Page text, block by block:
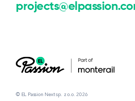
© EL Passion Next sp. z o.o. 2026